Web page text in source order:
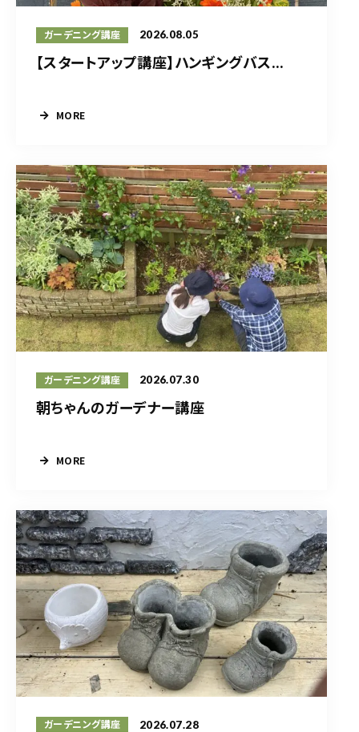
ガーデニング講座 2026.08.05
【スタートアップ講座】ハンギングバス...
MORE
ガーデニング講座 2026.07.30
朝ちゃんのガーデナー講座
MORE
ガーデニング講座 2026.07.28